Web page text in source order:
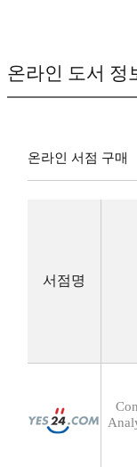
온라인 도서 정
온라인 서점 구매
서점명